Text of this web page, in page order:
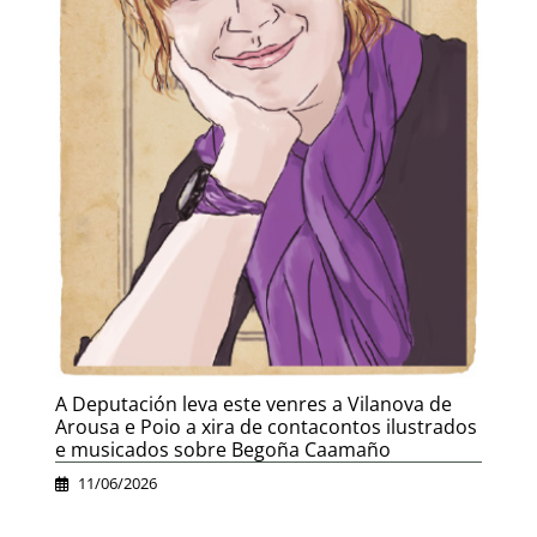
A Deputación leva este venres a Vilanova de
Arousa e Poio a xira de contacontos ilustrados
e musicados sobre Begoña Caamaño
11/06/2026